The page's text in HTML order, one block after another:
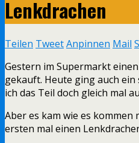
Lenkdrachen
Teilen TweetAnpinnen Mail
Gestern im Supermarkt
gekauft. Heute ging auch ein
ich das Teil doch gleich mal
Aber es kam wie es kommen
ersten mal einen